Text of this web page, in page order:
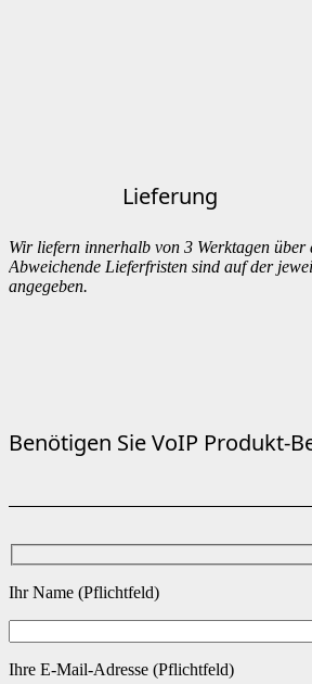
Lieferung
Wir liefern innerhalb von 3 Werktagen über
Abweichende Lieferfristen sind auf der
angegeben.
Benötigen Sie VoIP Produkt-
Ihr Name (Pflichtfeld)
Ihre E-Mail-Adresse (Pflichtfeld)